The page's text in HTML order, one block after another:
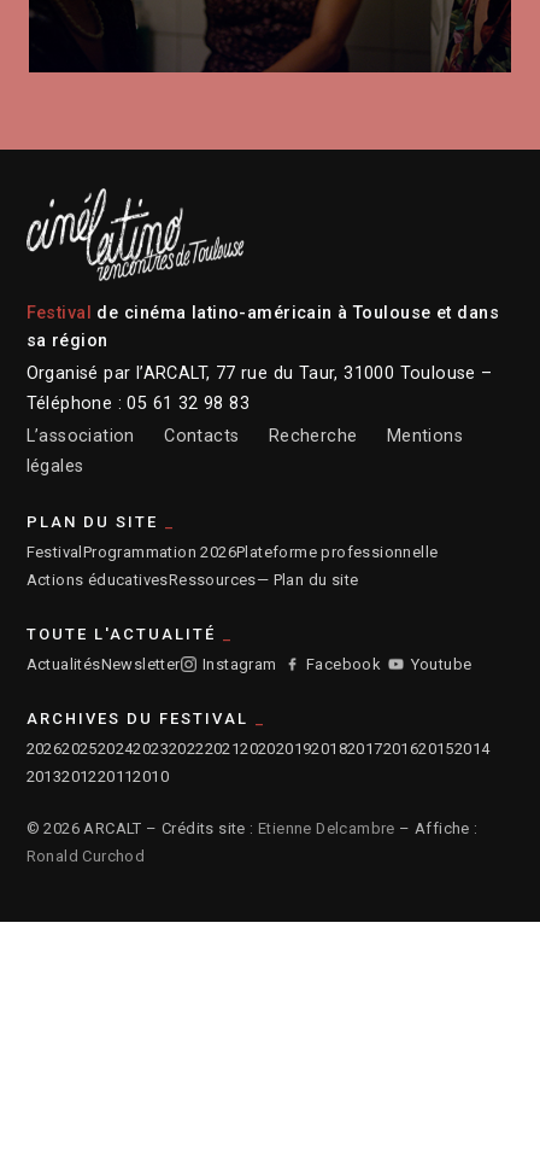
Festival
de cinéma latino-américain à Toulouse et dans
sa région
Organisé par l’ARCALT, 77 rue du Taur, 31000 Toulouse –
Téléphone : 05 61 32 98 83
L’association
Contacts Recherche
Mentions
légales
PLAN DU SITE
FestivalProgrammation 2026Plateforme professionnelle
Actions éducativesRessources— Plan du site
TOUTE L'ACTUALITÉ
ActualitésNewsletter Instagram Facebook Youtube
ARCHIVES DU FESTIVAL
2026202520242023202220212020201920182017201620152014
2013201220112010
© 2026 ARCALT – Crédits site : Etienne Delcambre – Affiche :
Ronald Curchod